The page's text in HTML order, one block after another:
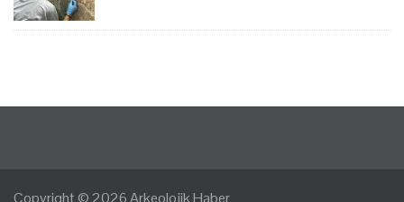
Copyright © 2026Arkeolojik Haber